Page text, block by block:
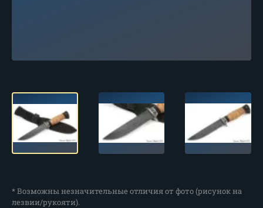
* Возможны незначительные отличия от фото (рисунок на
лезвии/рукояти).